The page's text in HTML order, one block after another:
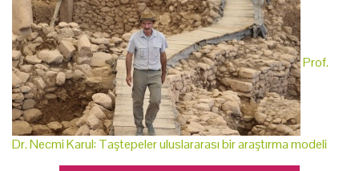
Prof.
Dr. Necmi Karul: Taştepeler uluslararası bir araştırma modeli